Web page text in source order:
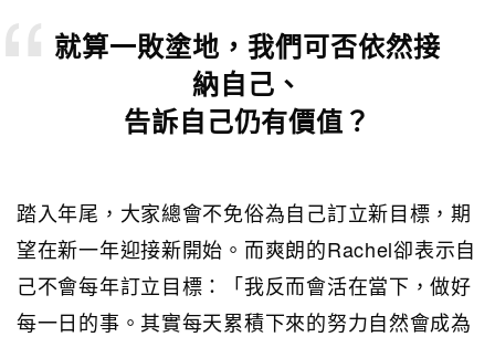
就算一敗塗地，我們可否依然接
納自己、
告訴自己仍有價值？
踏入年尾，大家總會不免俗為自己訂立新目標，期
望在新一年迎接新開始。而爽朗的Rachel卻表示自
己不會每年訂立目標：「我反而會活在當下，做好
每一日的事。其實每天累積下來的努力自然會成為